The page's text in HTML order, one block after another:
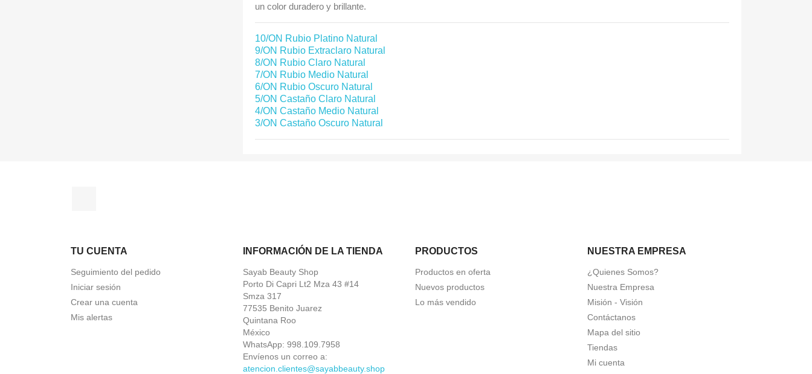
un color duradero y brillante.
10/ON Rubio Platino Natural
9/ON Rubio Extraclaro Natural
8/ON Rubio Claro Natural
7/ON Rubio Medio Natural
6/ON Rubio Oscuro Natural
5/ON Castaño Claro Natural
4/ON Castaño Medio Natural
3/ON Castaño Oscuro Natural
TU CUENTA
Seguimiento del pedido
Iniciar sesión
Crear una cuenta
Mis alertas
INFORMACIÓN DE LA TIENDA
Sayab Beauty Shop
Porto Di Capri Lt2 Mza 43 #14
Smza 317
77535 Benito Juarez
Quintana Roo
México
WhatsApp: 998.109.7958
Envíenos un correo a:
atencion.clientes@sayabbeauty.shop
PRODUCTOS
Productos en oferta
Nuevos productos
Lo más vendido
NUESTRA EMPRESA
¿Quienes Somos?
Nuestra Empresa
Misión - Visión
Contáctanos
Mapa del sitio
Tiendas
Mi cuenta